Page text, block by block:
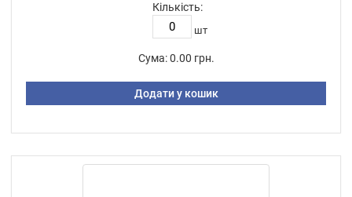
Кількість:
шт
Сума: 0.00 грн.
Додати у кошик